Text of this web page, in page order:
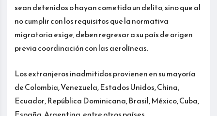
sean detenidos o hayan cometido un delito, sino que al
no cumplir con los requisitos que la normativa
migratoria exige, deben regresar a su país de origen
previa coordinación con las aerolíneas.
Los extranjeros inadmitidos provienen en su mayoría
de Colombia, Venezuela, Estados Unidos, China,
Ecuador, República Dominicana, Brasil, México, Cuba,